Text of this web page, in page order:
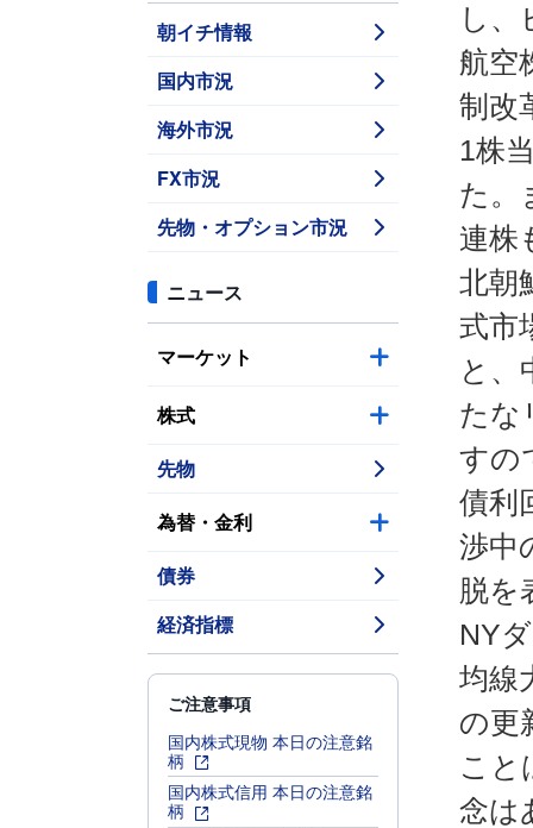
朝イチ情報
国内市況
海外市況
FX市況
先物・オプション市況
ニュース
マーケット
株式
先物
為替・金利
債券
経済指標
ご注意事項
国内株式現物 本日の注意銘
柄
国内株式信用 本日の注意銘
柄
し、
航空
制改
1株
た。
連株
北朝
式市
と、
たな
すの
債利
渉中
脱を
NY
均線
の更
こと
念は